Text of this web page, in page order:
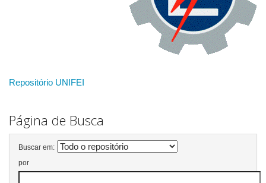
Repositório UNIFEI
Página de Busca
Buscar em:
por